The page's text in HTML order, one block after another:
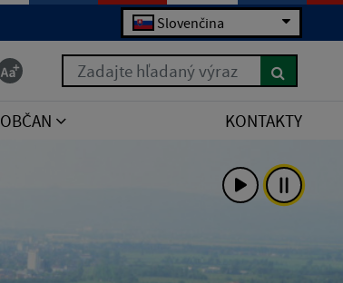
Slovenčina
Zadajte hľadaný výraz
OBČAN KONTAKTY